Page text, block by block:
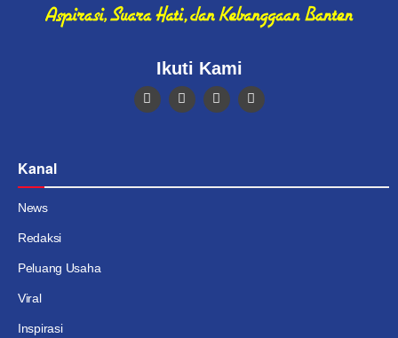
Ikuti Kami
Kanal
News
Redaksi
Peluang Usaha
Viral
Inspirasi